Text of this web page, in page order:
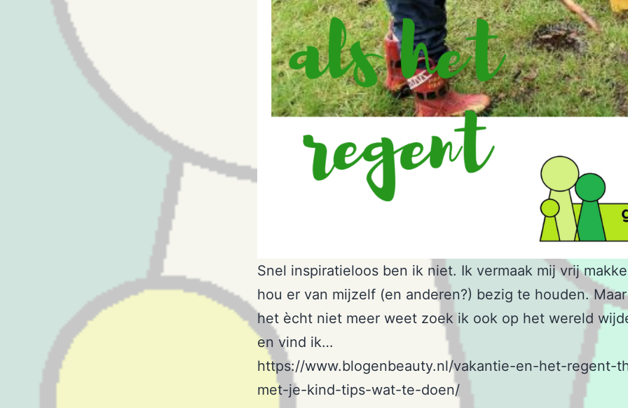
Snel inspiratieloos ben ik niet. Ik vermaak mij vrij
hou er van mijzelf (en anderen?) bezig te houden.
het ècht niet meer weet zoek ik ook op het wereld
en vind ik…
https://www.blogenbeauty.nl/vakantie-en-het-regent-
met-je-kind-tips-wat-te-doen/